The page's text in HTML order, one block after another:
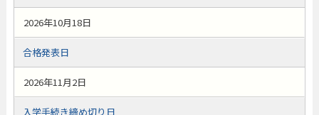
2026年10月18日
合格発表日
2026年11月2日
入学手続き締め切り日